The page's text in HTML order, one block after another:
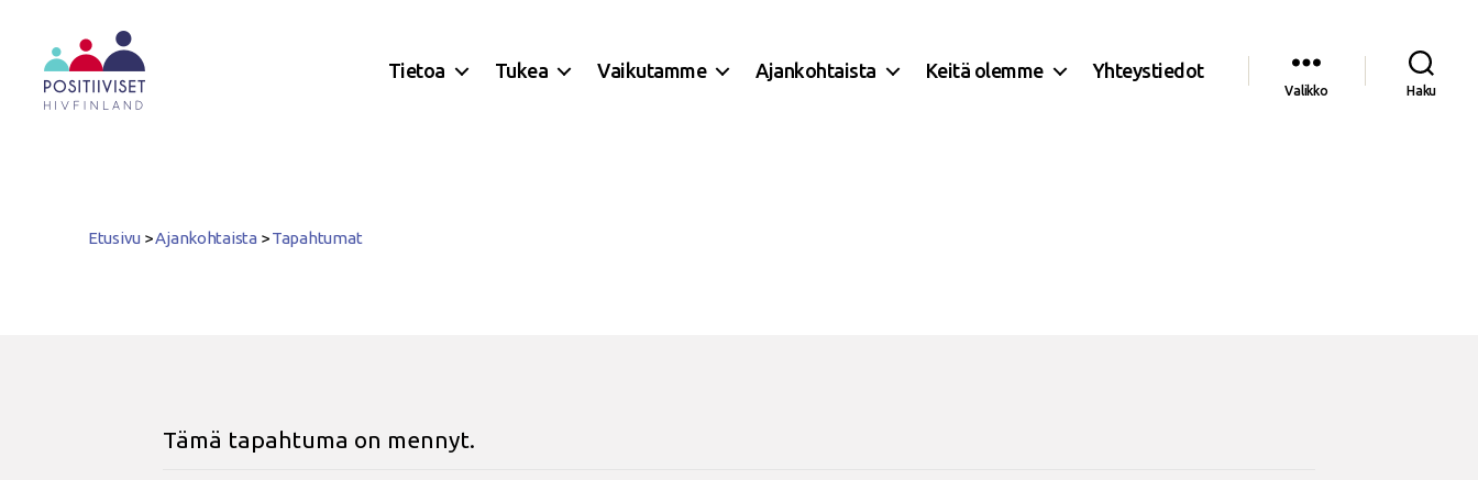
Tietoa Tukea Vaikutamme Ajankohtaista Keitä olemme Yhteystiedot
Valikko Haku
Etusivu >Ajankohtaista >Tapahtumat
Tämä tapahtuma on mennyt.